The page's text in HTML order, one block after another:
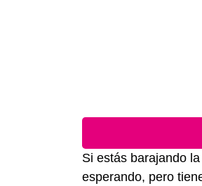
Si estás barajando
esperando, pero